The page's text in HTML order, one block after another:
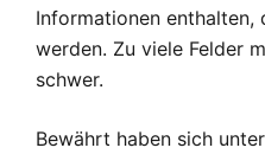
Informationen
werden. Zu viele Felder
schwer.
Bewährt haben sich